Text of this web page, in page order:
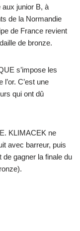
junior B, à
de la Normandie
de France revient
de bronze.
s’impose les
C’est une
qui ont dû
KLIMACEK ne
avec barreur, puis
gagner la finale du